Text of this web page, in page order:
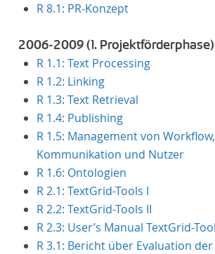
R 8.1: PR-Konzept
2006-2009 (1. Projektförderphase)
R 1.1: Text Processing
R 1.2: Linking
R 1.3: Text Retrieval
R 1.4: Publishing
R 1.5: Management von
Kommunikation und Nutzer
R 1.6: Ontologien
R 2.1: TextGrid-Tools I
R 2.2: TextGrid-Tools II
R 2.3: User’s Manual TextGrid-
R 3.1: Bericht über Evaluation